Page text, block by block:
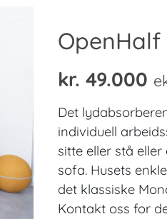
kr. 49.000
Det
individuell
sitte eller stå
sofa. Husets
det klassiske
Kontakt oss for